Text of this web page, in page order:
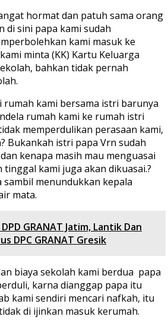
hormat dan patuh sama orang
di sini papa kami sudah
kami masuk ke
minta (KK) Kartu Keluarga
bahkan tidak pernah
rumah kami bersama istri barunya
rumah kami ke rumah istri
memperdulikan perasaan kami,
Bukankah istri papa Vrn sudah
kenapa masih mau menguasai
tinggal kami juga akan dikuasai.?
menundukkan kepala
mata.
GRANAT Jatim, Lantik Dan
DPC GRANAT Gresik
biaya sekolah kami berdua papa
karna dianggap papa itu
kami sendiri mencari nafkah, itu
di ijinkan masuk kerumah.